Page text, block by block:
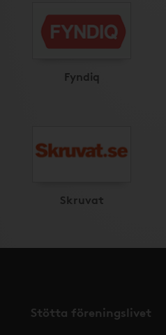
Fyndiq
Skruvat
Stötta föreningslivet